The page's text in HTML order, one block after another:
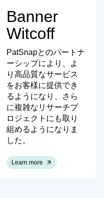
Banner
Witcoff
PatSnapとのパートナ
ーシップにより、よ
り高品質なサービス
をお客様に提供でき
るようになり、さら
に複雑なリサーチプ
ロジェクトにも取り
組めるようになりま
した。
Learn more